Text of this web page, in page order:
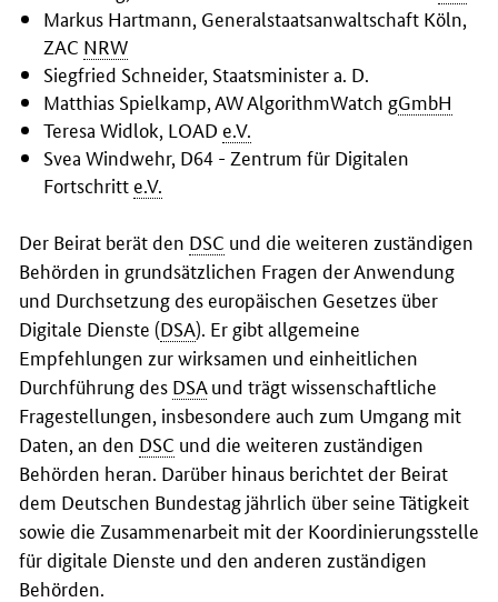
Markus Hartmann, Generalstaatsanwaltschaft Köln,
ZAC NRW
Siegfried Schneider, Staatsminister a. D.
Matthias Spielkamp, AW AlgorithmWatch gGmbH
Teresa Widlok, LOAD e.V.
Svea Windwehr, D64 - Zentrum für Digitalen
Fortschritt e.V.
Der Beirat berät den DSC und die weiteren zuständigen
Behörden in grundsätzlichen Fragen der Anwendung
und Durchsetzung des europäischen Gesetzes über
Digitale Dienste (DSA). Er gibt allgemeine
Empfehlungen zur wirksamen und einheitlichen
Durchführung des DSA und trägt wissenschaftliche
Fragestellungen, insbesondere auch zum Umgang mit
Daten, an den DSC und die weiteren zuständigen
Behörden heran. Darüber hinaus berichtet der Beirat
dem Deutschen Bundestag jährlich über seine Tätigkeit
sowie die Zusammenarbeit mit der Koordinierungsstelle
für digitale Dienste und den anderen zuständigen
Behörden.